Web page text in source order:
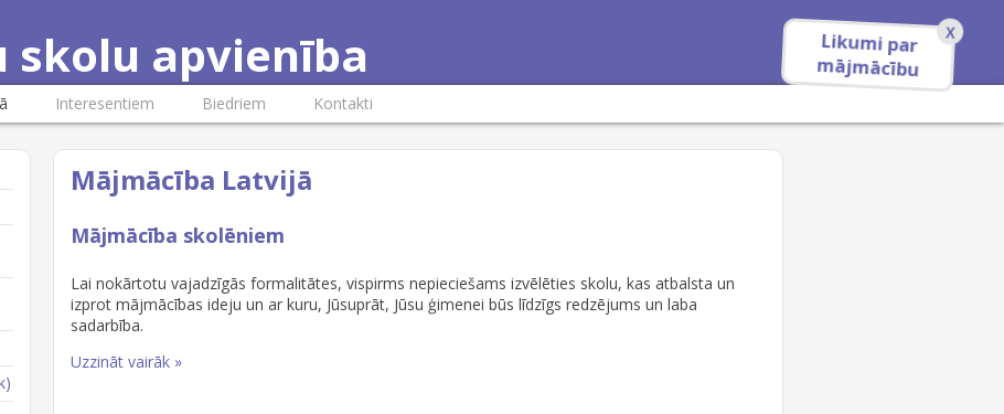
skolu apvienība
Interesentiem Biedriem Kontakti
Likumi par
mājmācību
X
Mājmācība Latvijā
Mājmācība skolēniem
Lai nokārtotu vajadzīgās formalitātes, vispirms nepieciešams izvēlēties skolu, kas atbalsta un
izprot mājmācības ideju un ar kuru, Jūsuprāt, Jūsu ģimenei būs līdzīgs redzējums un laba
sadarbība.
Uzzināt vairāk »